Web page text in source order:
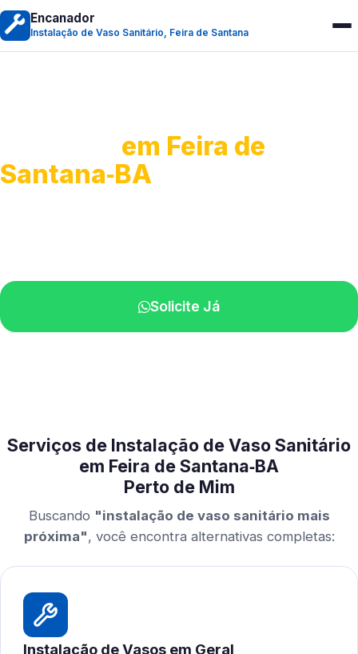
Encanador
Instalação de Vaso Sanitário, Feira de Santana
em Feira de
Santana‑BA
Solicite Já
Serviços de Instalação de Vaso Sanitário
em Feira de Santana‑BA
Perto de Mim
Buscando "instalação de vaso sanitário mais
próxima", você encontra alternativas completas:
Instalação de Vasos em Geral